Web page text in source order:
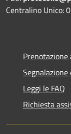
Centralino Unico:
Leggi le FAQ
Richiesta